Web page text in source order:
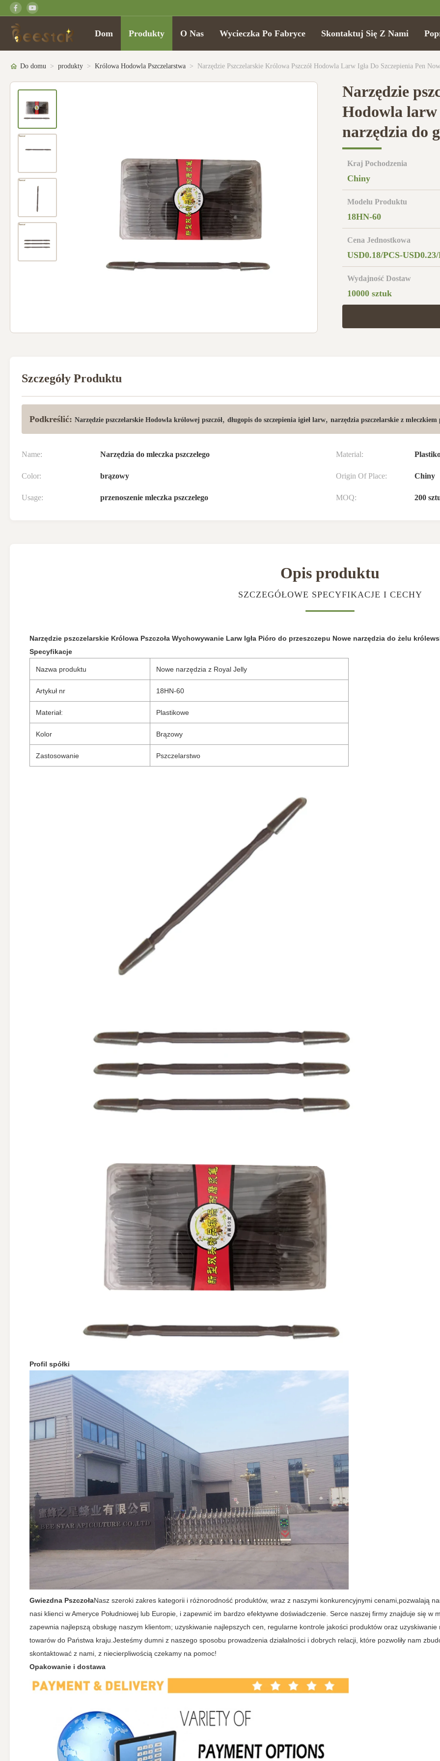
Dom Produkty O Nas Wycieczka Po Fabryce Skontaktuj Się Z Nami
Do domu > produkty > Królowa Hodowla Pszczelarstwa > Narzędzie Pszczelarskie Królowa Pszczół Hodowla Larw Igła Do Szczepienia Pen
Narzędzie
Hodowla larw
narzędzia do
Kraj Pochodzenia
Chiny
Modelu Produktu
18HN-60
Cena Jednostkowa
USD0.18/PCS-
Wydajność Dostaw
10000 sztuk
Szczegóły Produktu
Podkreślić: Narzędzie pszczelarskie Hodowla królowej pszczół, długopis do szczepienia igieł larw, narzędzia pszczelarskie z mleczkiem
Name: Narzędzia do mleczka pszczelego Material:
Color: brązowy Origin Of Place: Chiny
Usage: przenoszenie mleczka pszczelego MOQ: 200
Opis produktu
SZCZEGÓŁOWE SPECYFIKACJE I CECHY
Narzędzie pszczelarskie Królowa Pszczoła Wychowywanie Larw Igła Pióro do przeszczepu Nowe narzędzia do żelu
Specyfikacje
Nazwa produktu Nowe narzędzia z Royal Jelly
Artykuł nr 18HN-60
Materiał: Plastikowe
Kolor Brązowy
Zastosowanie Pszczelarstwo
Profil spółki
Gwiezdna PszczołaNasz szeroki zakres kategorii i różnorodność produktów, wraz z naszymi konkurencyjnymi cenami,pozwalają
nasi klienci w Ameryce Południowej lub Europie, i zapewnić im bardzo efektywne doświadczenie. Serce naszej firmy znajduje się w
zapewnia najlepszą obsługę naszym klientom; uzyskiwanie najlepszych cen, regularne kontrole jakości produktów oraz
towarów do Państwa kraju.Jesteśmy dumni z naszego sposobu prowadzenia działalności i dobrych relacji, które pozwoliły nam
skontaktować z nami, z niecierpliwością czekamy na pomoc!
Opakowanie i dostawa